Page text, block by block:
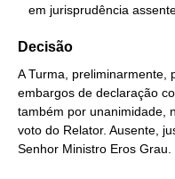
em jurisprudência
Decisão
A Turma, preliminarmente,
embargos de declaração
também por unanimidade,
voto do Relator. Ausente,
Senhor Ministro Eros